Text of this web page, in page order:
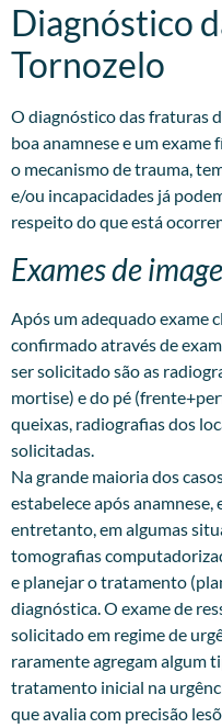
Diagnóstico
Tornozelo
O diagnóstico das fraturas
boa anamnese e um
o mecanismo de trauma,
e/ou incapacidades já
respeito do que está
Exames de
Após um adequado exame
confirmado através de
ser solicitado são as
mortise) e do pé
queixas, radiografias dos
solicitadas.
Na grande maioria dos
estabelece após anamnese,
entretanto, em algumas
tomografias
e planejar o tratamento
diagnóstica. O exame de
solicitado em regime de
raramente agregam algum
tratamento inicial na
que avalia com precisão